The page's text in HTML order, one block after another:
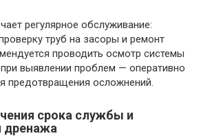
регулярное обслуживание:
труб на засоры и ремонт
проводить осмотр системы
выявлении проблем — оперативно
предотвращения осложнений.
срока службы и
дренажа